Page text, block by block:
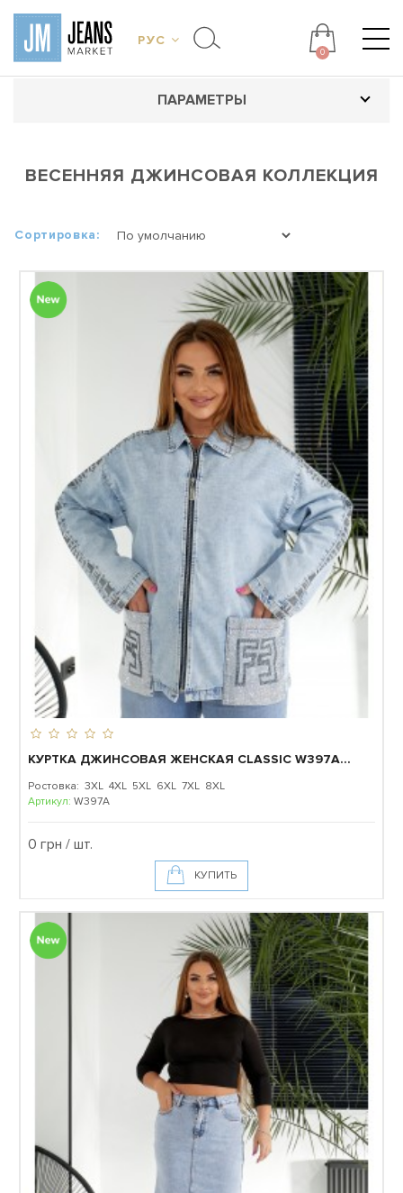
РУС
0
ПАРАМЕТРЫ
ВЕСЕННЯЯ ДЖИНСОВАЯ КОЛЛЕКЦИЯ
Сортировка:
КУРТКА ДЖИНСОВАЯ ЖЕНСКАЯ CLASSIC W397A...
Ростовка: 3XL 4XL 5XL 6XL 7XL 8XL
Артикул: W397A
0 грн / шт.
КУПИТЬ